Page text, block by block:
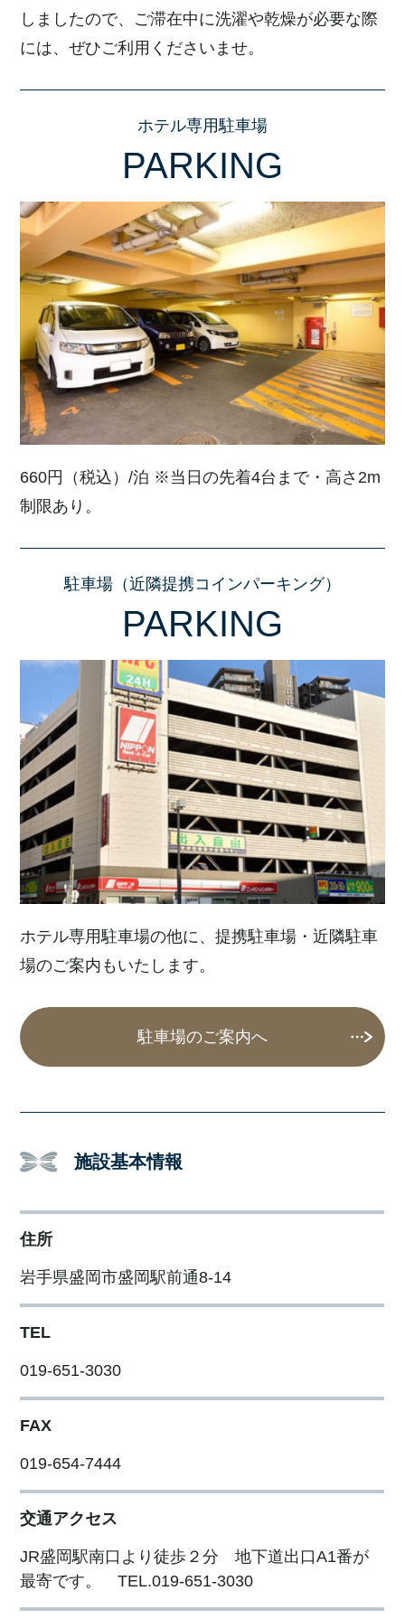
しましたので、ご滞在中に洗濯や乾燥が必要な際
には、ぜひご利用くださいませ。
ホテル専用駐車場
PARKING
660円（税込）/泊 ※当日の先着4台まで・高さ2m
制限あり。
駐車場（近隣提携コインパーキング）
PARKING
ホテル専用駐車場の他に、提携駐車場・近隣駐車
場のご案内もいたします。
駐車場のご案内へ
施設基本情報
住所
岩手県盛岡市盛岡駅前通8-14
TEL
019-651-3030
FAX
019-654-7444
交通アクセス
JR盛岡駅南口より徒歩２分 地下道出口A1番が
最寄です。 TEL.019-651-3030